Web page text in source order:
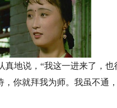
地说，“我这一进来了，也
，你就拜我为师。我虽不通